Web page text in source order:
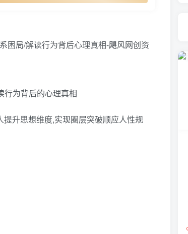
行为背后的心理真相
升思想维度,实现圈层突破顺应人性规